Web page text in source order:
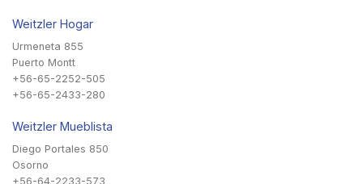
Weitzler Hogar
Urmeneta 855
Puerto Montt
+56-65-2252-505
+56-65-2433-280
Weitzler Mueblista
Diego Portales 850
Osorno
+56-64-2233-573